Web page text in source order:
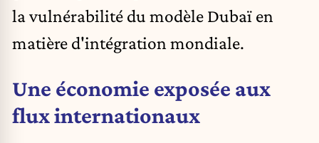
la vulnérabilité du modèle Dubaï en
matière d'intégration mondiale.
Une économie exposée aux
flux internationaux